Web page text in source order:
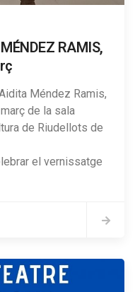
RAMIS,
Méndez Ramis,
de la sala
de Riudellots de
el vernissatge